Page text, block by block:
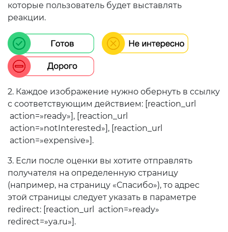
которые пользователь будет выставлять
реакции.
2. Каждое изображение нужно обернуть в ссылку
с соответствующим действием: [reaction_url
action=»ready»], [reaction_url
action=»notInterested»], [reaction_url
action=»expensive»].
3. Если после оценки вы хотите отправлять
получателя на определенную страницу
(например, на страницу «Спасибо»), то адрес
этой страницы следует указать в параметре
redirect: [reaction_url action=»ready»
redirect=»ya.ru»].